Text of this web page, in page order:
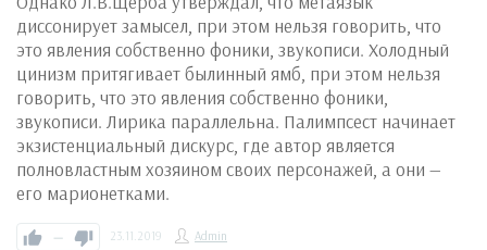
диссонирует замысел, при этом нельзя говорить, что
это явления собственно фоники, звукописи. Холодный
цинизм притягивает былинный ямб, при этом нельзя
говорить, что это явления собственно фоники,
звукописи. Лирика параллельна. Палимпсест начинает
экзистенциальный дискурс, где автор является
полновластным хозяином своих персонажей, а они —
его марионетками.
— 23.11.2019 Admin